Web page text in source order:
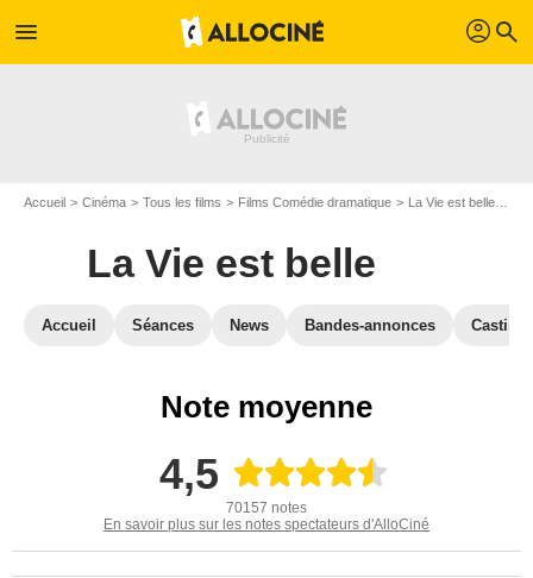
menu profil search
Accueil Cinéma Tous les films Films Comédie dramatique La Vie est belle
La Vie est belle
Accueil Séances News Bandes-annonces Casting
Note moyenne
4,5
70157 notes
En savoir plus sur les notes spectateurs d'AlloCiné